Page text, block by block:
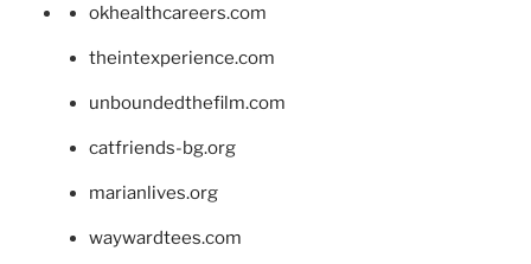
okhealthcareers.com
theintexperience.com
unboundedthefilm.com
catfriends-bg.org
marianlives.org
waywardtees.com